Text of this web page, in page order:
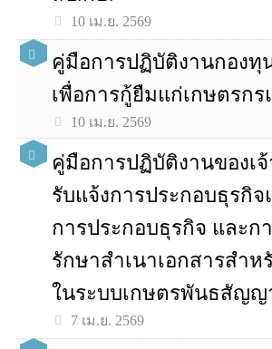
10 เม.ย. 2569
คู่มือการปฏิบัติงานกองทุ
เพื่อการกู้ยืมแก่เกษตรก
10 เม.ย. 2569
คู่มือการปฏิบัติงานของเ
รับแจ้งการประกอบธุรกิจ
การประกอบธุรกิจ และก
รักษาสําเนาเอกสารสํา
ในระบบเกษตรพันธสัญญ
7 เม.ย. 2569